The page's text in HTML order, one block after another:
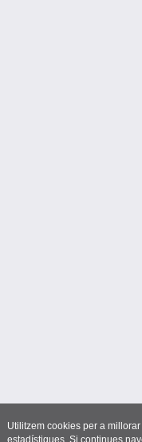
Utilitzem cookies per a
estadístiques. Si continues